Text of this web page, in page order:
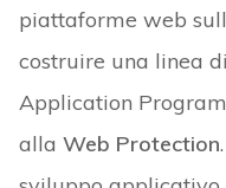
piattaforme web
costruire una linea
Application
alla Web Protection